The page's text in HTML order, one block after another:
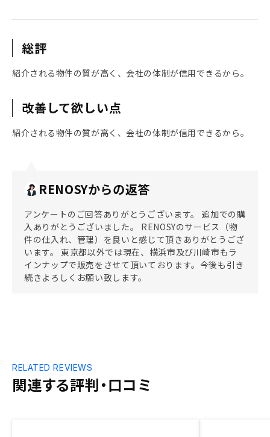
総評
紹介される物件の質が高く、会社の体制が信用できるから。
改善して欲しい点
紹介される物件の質が高く、会社の体制が信用できるから。
RENOSYからの返答
アンケートのご回答ありがとうございます。 追加での購
入ありがとうございました。 RENOSYのサービス（物
件の仕入れ、管理）を良いと感じて頂きありがとうござ
います。 東京都以外では現在、横浜市及び川崎市もラ
インナップで販売をさせて頂いております。今後も引き
続きよろしくお願い致します。
関連する評判・口コミ
RELATED REVIEWS